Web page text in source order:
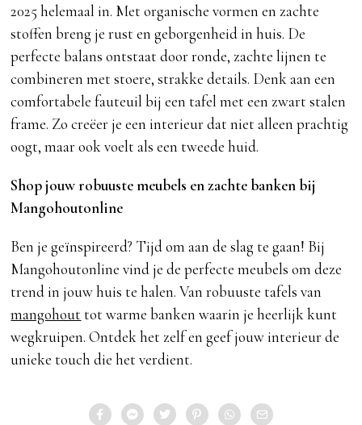
2025 helemaal in. Met organische vormen en zachte
stoffen breng je rust en geborgenheid in huis. De
perfecte balans ontstaat door ronde, zachte lijnen te
combineren met stoere, strakke details. Denk aan een
comfortabele fauteuil bij een tafel met een zwart stalen
frame. Zo creëer je een interieur dat niet alleen prachtig
oogt, maar ook voelt als een tweede huid.
Shop jouw robuuste meubels en zachte banken bij
Mangohoutonline
Ben je geïnspireerd? Tijd om aan de slag te gaan! Bij
Mangohoutonline vind je de perfecte meubels om deze
trend in jouw huis te halen. Van robuuste tafels van
mangohout tot warme banken waarin je heerlijk kunt
wegkruipen. Ontdek het zelf en geef jouw interieur de
unieke touch die het verdient.